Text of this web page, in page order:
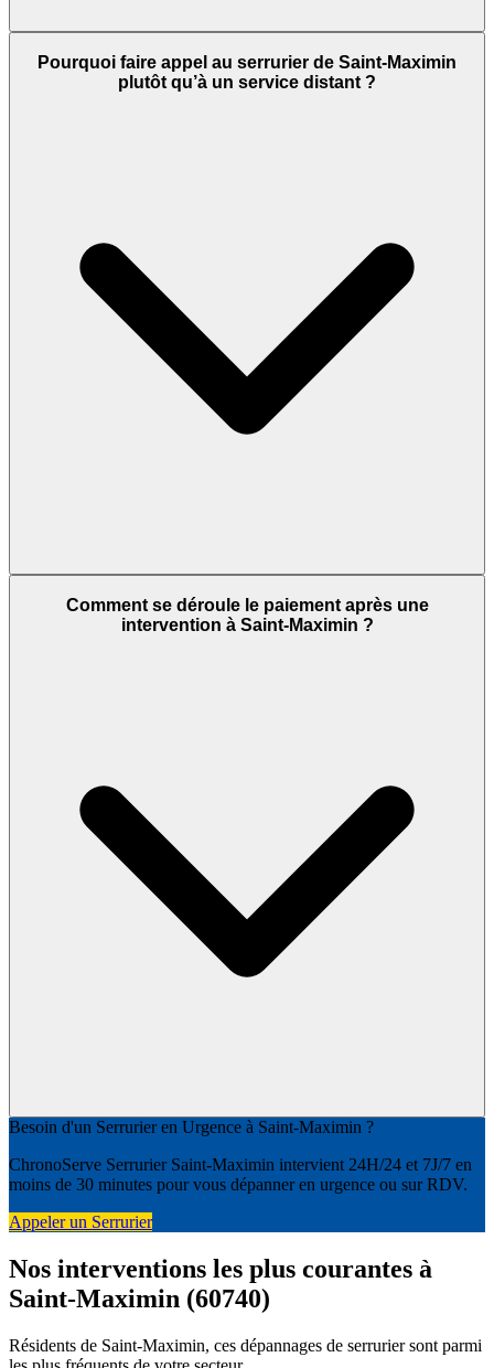
Pourquoi faire appel au serrurier de Saint-Maximin
plutôt qu’à un service distant ?
Comment se déroule le paiement après une
intervention à Saint-Maximin ?
Besoin d'un Serrurier en Urgence à Saint-Maximin ?
ChronoServe Serrurier Saint-Maximin intervient 24H/24 et 7J/7 en
moins de 30 minutes pour vous dépanner en urgence ou sur RDV.
Appeler un Serrurier
Nos interventions les plus courantes à
Saint-Maximin (60740)
Résidents de Saint-Maximin, ces dépannages de serrurier sont parmi